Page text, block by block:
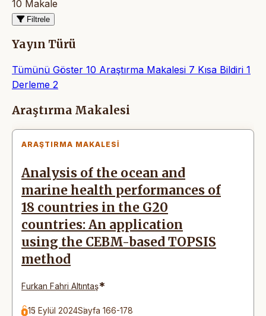
10 Makale
Filtrele
Yayın Türü
Tümünü Göster 10 Araştırma Makalesi 7 Kısa Bildiri 1
Derleme 2
Makaleler
Araştırma Makalesi
ARAŞTIRMA MAKALESI
Analysis of the ocean and
marine health performances of
18 countries in the G20
countries: An application
using the CEBM-based TOPSIS
method
Furkan Fahri Altıntaş*
15 Eylül 2024Sayfa 166-178